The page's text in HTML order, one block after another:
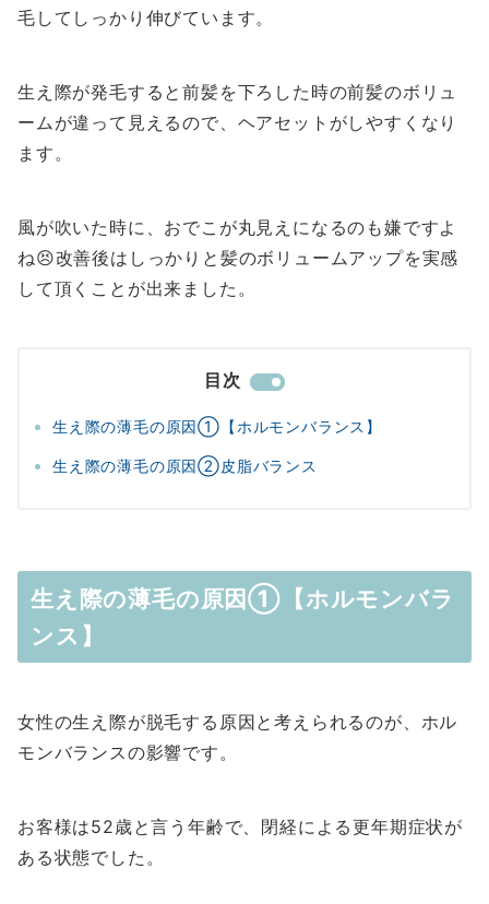
毛してしっかり伸びています。
生え際が発毛すると前髪を下ろした時の前髪のボリュ
ームが違って見えるので、ヘアセットがしやすくなり
ます。
風が吹いた時に、おでこが丸見えになるのも嫌ですよ
ね😣改善後はしっかりと髪のボリュームアップを実感
して頂くことが出来ました。
目次
生え際の薄毛の原因①【ホルモンバランス】
生え際の薄毛の原因②皮脂バランス
生え際の薄毛の原因①【ホルモンバラ
ンス】
女性の生え際が脱毛する原因と考えられるのが、ホル
モンバランスの影響です。
お客様は52歳と言う年齢で、閉経による更年期症状が
ある状態でした。